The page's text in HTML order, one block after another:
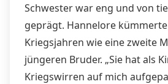
Schwester war eng und von
geprägt. Hannelore
Kriegsjahren wie eine zweite
jüngeren Bruder. „Sie hat als
Kriegswirren auf mich